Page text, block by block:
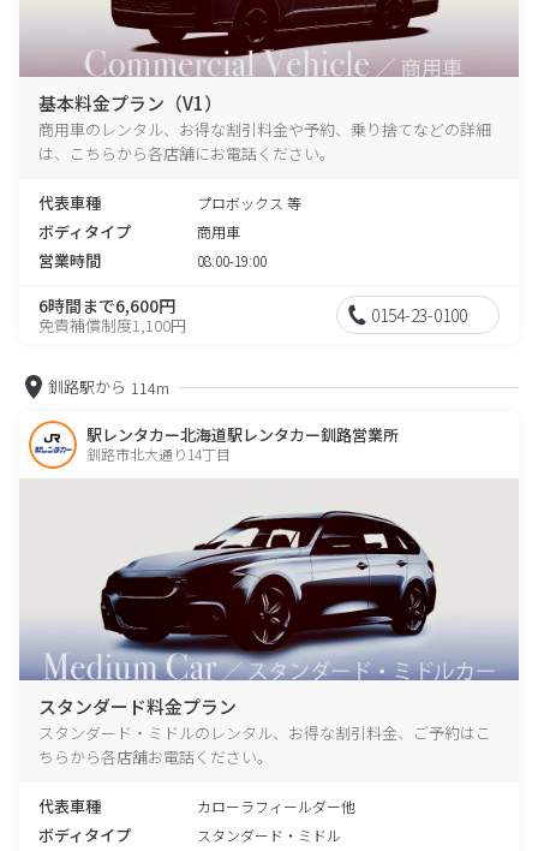
基本料金プラン（V1）
商用車のレンタル、お得な割引料金や予約、乗り捨てなどの詳細
は、こちらから各店舗にお電話ください。
代表車種 プロボックス 等
ボディタイプ 商用車
営業時間 08:00-19:00
6時間まで6,600円
免責補償制度1,100円 0154-23-0100
釧路駅から 114m
駅レンタカー北海道駅レンタカー釧路営業所
釧路市北大通り14丁目
スタンダード料金プラン
スタンダード・ミドルのレンタル、お得な割引料金、ご予約はこ
ちらから各店舗お電話ください。
代表車種 カローラフィールダー他
ボディタイプ スタンダード・ミドル